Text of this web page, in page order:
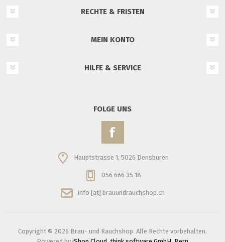
RECHTE & FRISTEN
MEIN KONTO
HILFE & SERVICE
FOLGE UNS
Hauptstrasse 1, 5026 Densbüren
056 666 35 18
info [at] brauundrauchshop.ch
Copyright © 2026 Brau- und Rauchshop. Alle Rechte vorbehalten.